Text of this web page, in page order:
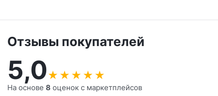
Отзывы покупателей
5,0★ ★ ★ ★ ★
На основе 8 оценок с маркетплейсов